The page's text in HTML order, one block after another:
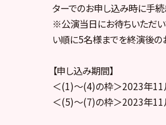
ターでのお申し込み時に手続
※公演当日にお待ちいただい
い順に5名様までを終演後の
【申し込み期間】
＜(1)～(4)の枠＞2023年
＜(5)～(7)の枠＞2023年